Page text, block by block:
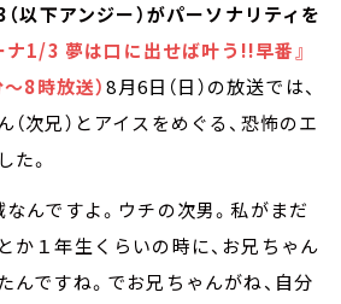
以下アンジー）がパーソナリティを
ナ1/3 夢は口に出せば叶う!!早番』
8時放送）8月6日（日）の放送では、
次兄）とアイスをめぐる、恐怖のエ
た。
なんですよ。ウチの次男。私がまだ
か１年生くらいの時に、お兄ちゃん
んですね。でお兄ちゃんがね、自分